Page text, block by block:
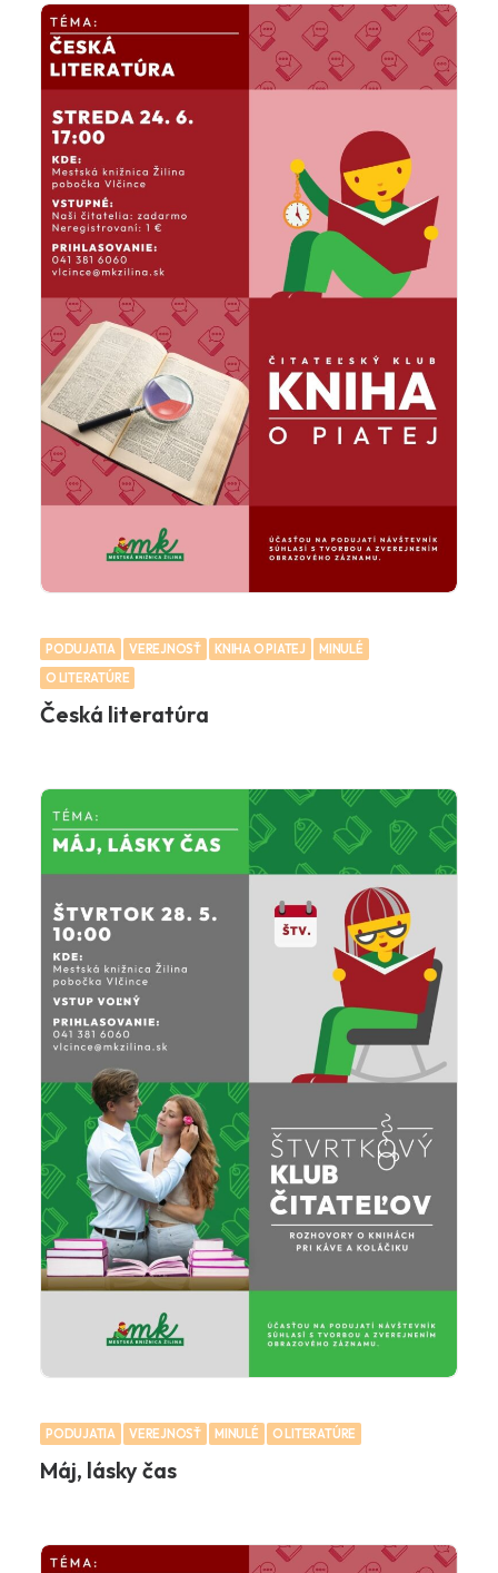
PODUJATIA VEREJNOSŤ KNIHA O PIATEJ
MINULÉ
O LITERATÚRE
Česká literatúra
PODUJATIA VEREJNOSŤ MINULÉ O LITERATÚRE
Máj, lásky čas